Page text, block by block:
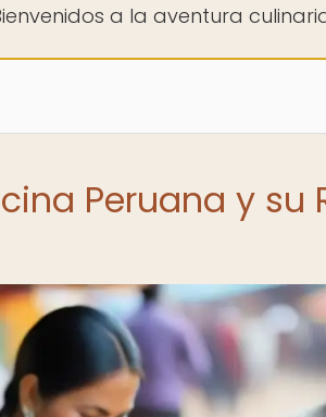
a la aventura
Peruana y su